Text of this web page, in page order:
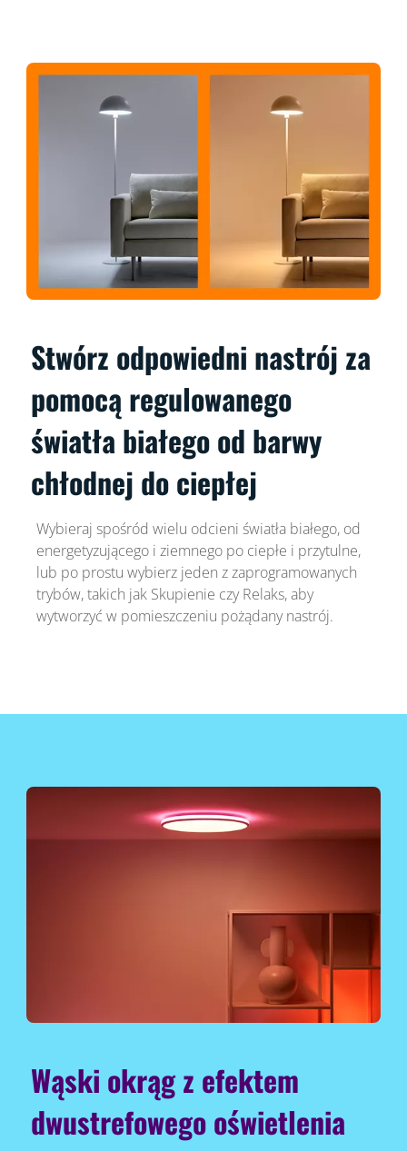
Stwórz odpowiedni nastrój za
pomocą regulowanego
światła białego od barwy
chłodnej do ciepłej
Wybieraj spośród wielu odcieni światła białego, od
energetyzującego i ziemnego po ciepłe i przytulne,
lub po prostu wybierz jeden z zaprogramowanych
trybów, takich jak Skupienie czy Relaks, aby
wytworzyć w pomieszczeniu pożądany nastrój.
Wąski okrąg z efektem
dwustrefowego oświetlenia